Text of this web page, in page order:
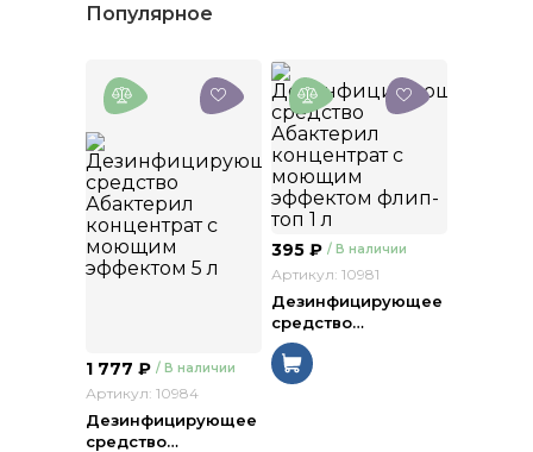
Популярное
1 777 ₽ / В наличии
Артикул: 10984
Дезинфицирующее
средство…
395 ₽ / В наличии
Артикул: 10981
Дезинфицирующее
средство…